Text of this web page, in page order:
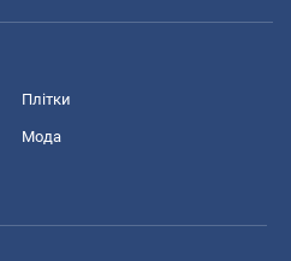
Плітки
Мода